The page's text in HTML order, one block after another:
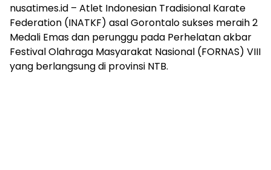
nusatimes.id – Atlet Indonesian Tradisional Karate
Federation (INATKF) asal Gorontalo sukses meraih 2
Medali Emas dan perunggu pada Perhelatan akbar
Festival Olahraga Masyarakat Nasional (FORNAS) VIII
yang berlangsung di provinsi NTB.